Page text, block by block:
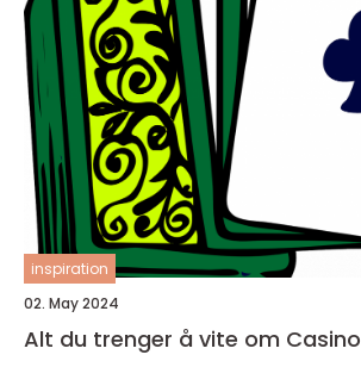
inspiration
02. May 2024
Alt du trenger å vite om Casino